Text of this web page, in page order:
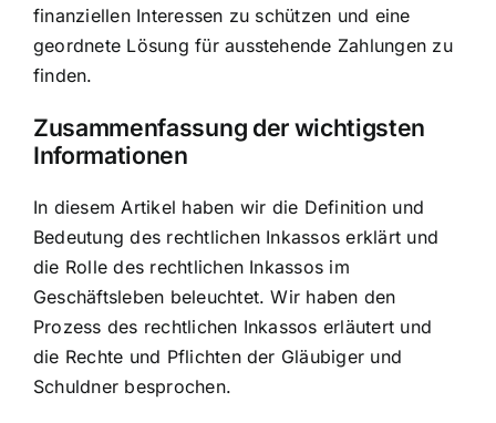
finanziellen Interessen zu schützen und eine
geordnete Lösung für ausstehende Zahlungen zu
finden.
Zusammenfassung der wichtigsten
Informationen
In diesem Artikel haben wir die Definition und
Bedeutung des rechtlichen Inkassos erklärt und
die Rolle des rechtlichen Inkassos im
Geschäftsleben beleuchtet. Wir haben den
Prozess des rechtlichen Inkassos erläutert und
die Rechte und Pflichten der Gläubiger und
Schuldner besprochen.